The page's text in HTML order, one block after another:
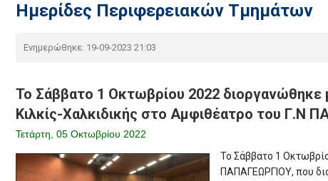
Ημερίδες Περιφερειακών Τμημάτων
Ενημερώθηκε: 19-09-2023 21:03
Το Σάββατο 1 Οκτωβρίου 2022 διοργανώθηκε
Κιλκίς-Χαλκιδικής στο Αμφιθέατρο του Γ.Ν
Τετάρτη, 05 Οκτωβρίου 2022
Το Σάββατο 1
ΠΑΠΑΓΕΩΡΓΙΟΥ, που